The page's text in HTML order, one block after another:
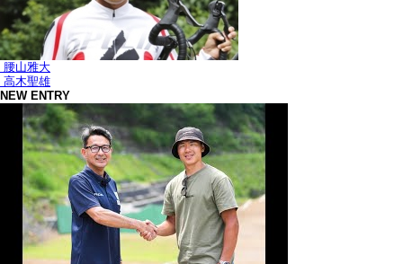
腰山雅大
高木聖雄
NEW ENTRY